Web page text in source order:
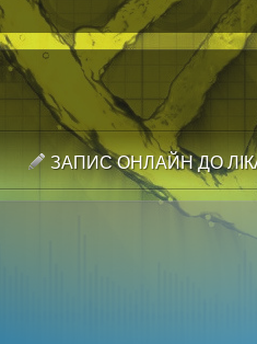
ЗАПИС ОНЛАЙН ДО